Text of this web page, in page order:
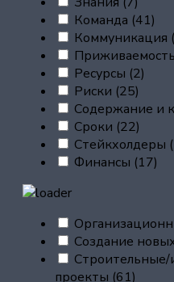
Команда (41)
Коммуникация
Приживаемость
Ресурсы (2)
Риски (25)
Содержание и
Сроки (22)
Стейкхолдеры
Финансы (17)
Создание
проекты (61)